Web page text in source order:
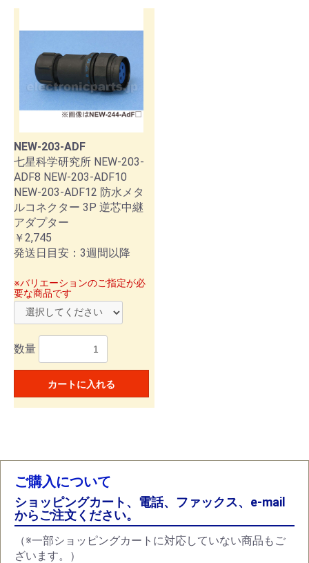
NEW-203-ADF
七星科学研究所 NEW-203-
ADF8 NEW-203-ADF10
NEW-203-ADF12 防水メタ
ルコネクター 3P 逆芯中継
アダプター
￥2,745
発送日目安：3週間以降
※バリエーションのご指定が必
要な商品です
数量
カートに入れる
ご購入について
ショッピングカート、電話、ファックス、e-mail
からご注文ください。
（※一部ショッピングカートに対応していない商品もご
ざいます。）